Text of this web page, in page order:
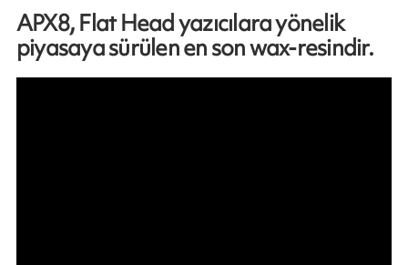
APX8, Flat Head yazıcılara yönelik
piyasaya sürülen en son wax-resindir.